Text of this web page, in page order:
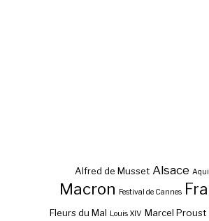
Alfred de Musset Alsace
Macron Festival de Cannes
Fleurs du Mal Louis XIV Marcel Proust